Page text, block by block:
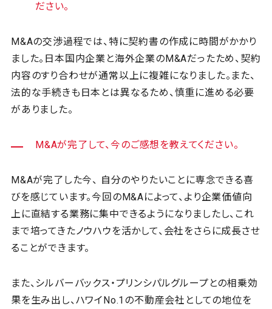
ださい。
M&Aの交渉過程では、特に契約書の作成に時間がかかり
ました。日本国内企業と海外企業のM&Aだったため、契約
内容のすり合わせが通常以上に複雑になりました。また、
法的な手続きも日本とは異なるため、慎重に進める必要
がありました。
M&Aが完了して、今のご感想を教えてください。
M&Aが完了した今、 自分のやりたいことに専念できる喜
びを感じています。今回のM&Aによって、より企業価値向
上に直結する業務に集中できるようになりましたし、これ
まで培ってきたノウハウを活かして、会社をさらに成長させ
ることができます。
また、シルバーバックス・プリンシパルグループとの相乗効
果を生み出し、ハワイNo.1の不動産会社としての地位を